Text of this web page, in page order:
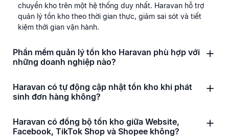
chuyển kho trên một hệ thống duy nhất. Haravan hỗ trợ
quản lý tồn kho theo thời gian thực, giảm sai sót và tiết
kiệm thời gian vận hành.
Phần mềm quản lý tồn kho Haravan phù hợp với
những doanh nghiệp nào?
Haravan có tự động cập nhật tồn kho khi phát
sinh đơn hàng không?
Haravan có đồng bộ tồn kho giữa Website,
Facebook, TikTok Shop và Shopee không?